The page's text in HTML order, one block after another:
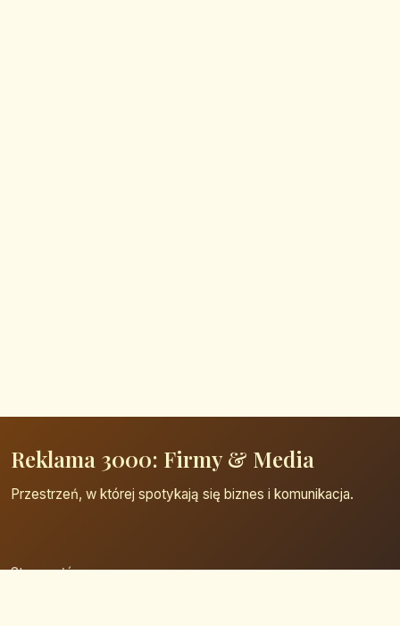
Reklama 3000: Firmy & Media
Przestrzeń, w której spotykają się biznes i komunikacja.
Strona główna